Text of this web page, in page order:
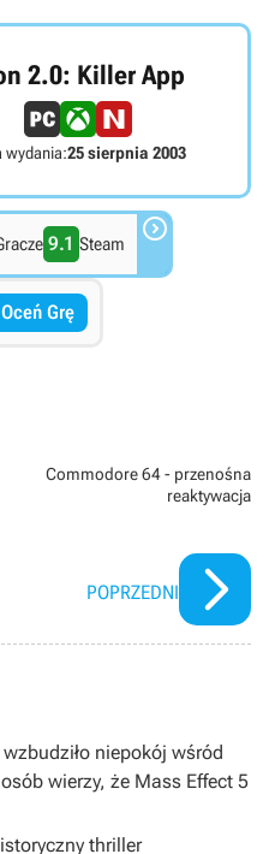
2.0: Killer App
wydania:25 sierpnia 2003
9.1 Steam 
Oceń Grę
Commodore 64 - przenośna
reaktywacja
POPRZEDNI
niepokój wśród
wierzy, że Mass Effect 5
thriller